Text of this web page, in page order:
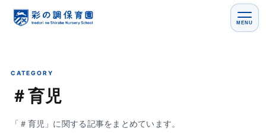
MENU
CATEGORY
＃育児
「＃育児」に関する記事をまとめています。